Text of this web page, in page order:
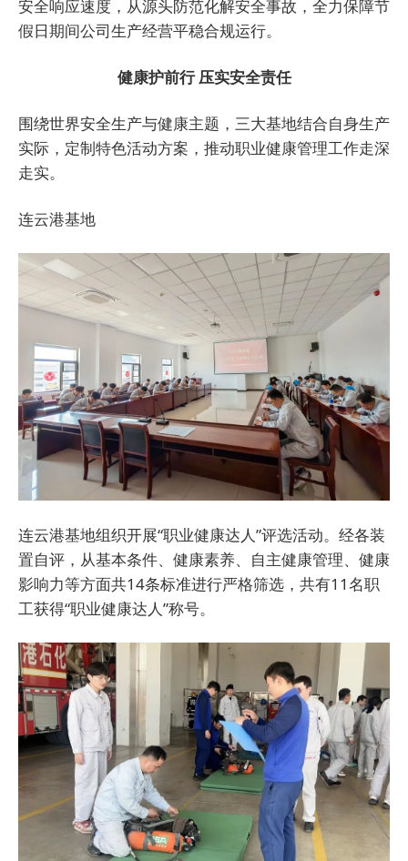
安全响应速度，从源头防范化解安全事故，全力保障节
假日期间公司生产经营平稳合规运行。
健康护前行压实安全责任
围绕世界安全生产与健康主题，三大基地结合自身生产
实际，定制特色活动方案，推动职业健康管理工作走深
走实。
连云港基地
连云港基地组织开展“职业健康达人”评选活动。经各装
置自评，从基本条件、健康素养、自主健康管理、健康
影响力等方面共14条标准进行严格筛选，共有11名职
工获得“职业健康达人”称号。